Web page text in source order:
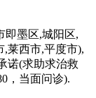
即墨区,城阳区,
,莱西市,平度市),
诺(求助求治救
，当面问诊).